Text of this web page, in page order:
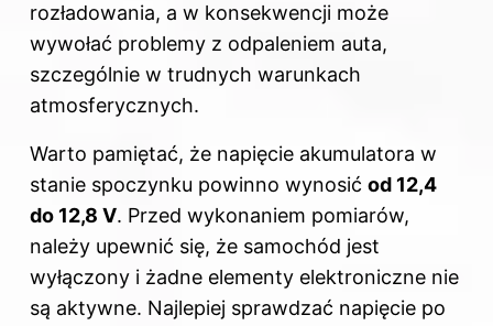
rozładowania, a w konsekwencji może
wywołać problemy z odpaleniem auta,
szczególnie w trudnych warunkach
atmosferycznych.
Warto pamiętać, że napięcie akumulatora w
stanie spoczynku powinno wynosić od 12,4
do 12,8 V. Przed wykonaniem pomiarów,
należy upewnić się, że samochód jest
wyłączony i żadne elementy elektroniczne nie
są aktywne. Najlepiej sprawdzać napięcie po